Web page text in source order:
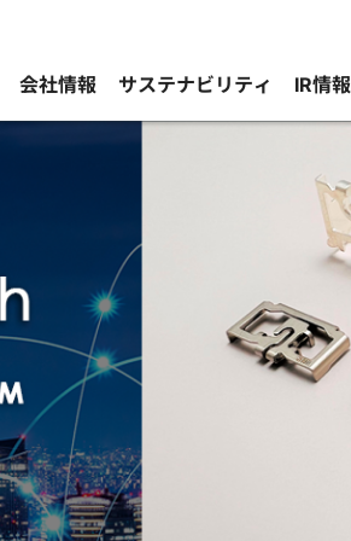
会社情報 サステナビリティ IR情報